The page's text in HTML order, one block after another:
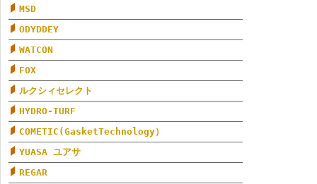
MSD
ODYDDEY
WATCON
FOX
ルクシィセレクト
HYDRO-TURF
COMETIC(GasketTechnology）
YUASA ユアサ
REGAR